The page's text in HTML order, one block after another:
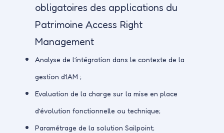
obligatoires des applications du
Patrimoine Access Right
Management
Analyse de l’intégration dans le contexte de la
gestion d’IAM ;
Evaluation de la charge sur la mise en place
d’évolution fonctionnelle ou technique;
Paramétrage de la solution Sailpoint;